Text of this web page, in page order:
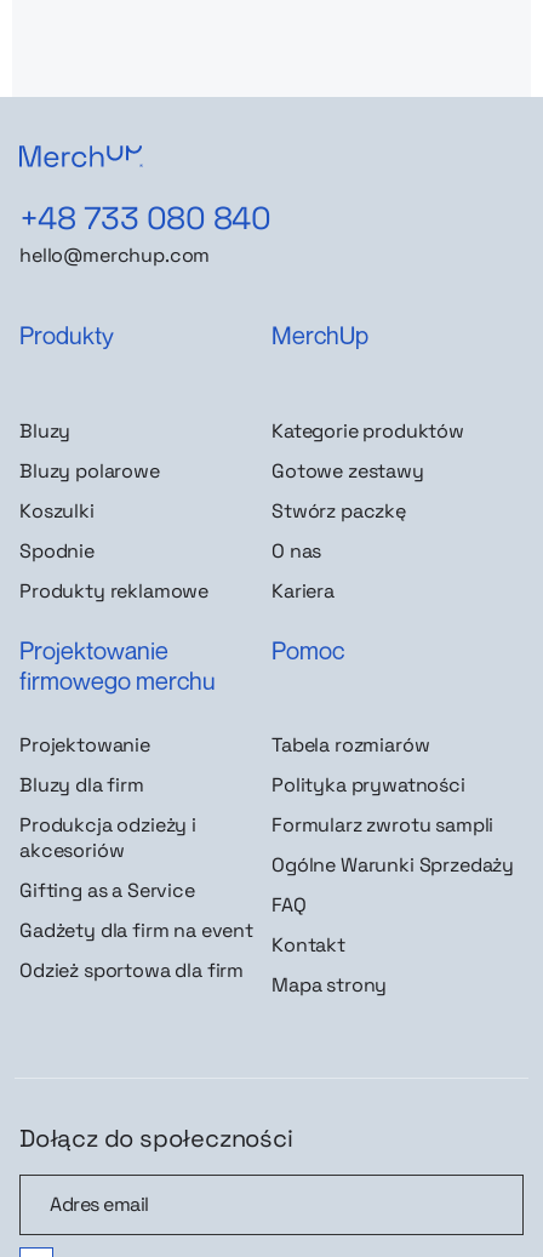
+48 733 080 840
hello@merchup.com
Produkty
Bluzy
Bluzy polarowe
Koszulki
Spodnie
Produkty reklamowe
MerchUp
Kategorie produktów
Gotowe zestawy
Stwórz paczkę
O nas
Kariera
Projektowanie
firmowego merchu
Projektowanie
Bluzy dla firm
Produkcja odzieży i
akcesoriów
Gifting as a Service
Gadżety dla firm na event
Odzież sportowa dla firm
Pomoc
Tabela rozmiarów
Polityka prywatności
Formularz zwrotu sampli
Ogólne Warunki Sprzedaży
FAQ
Kontakt
Mapa strony
Dołącz do społeczności